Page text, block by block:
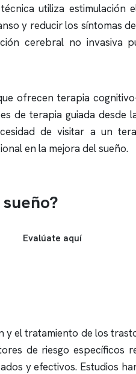
utiliza estimulación
y reducir los síntomas
cerebral no invasiva
ofrecen terapia
de terapia guiada desde
de visitar a un
en la mejora del sueño.
Evalúate aquí
y el tratamiento de los
de riesgo específicos
y efectivos. Estudios